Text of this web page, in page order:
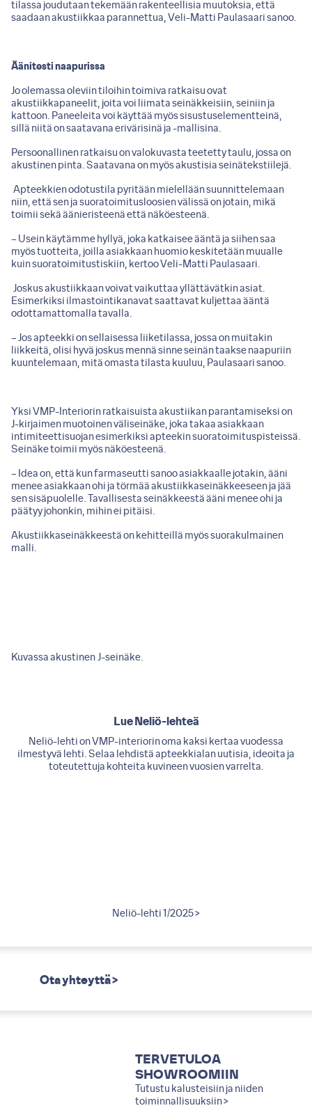
tilassa joudutaan tekemään rakenteellisia muutoksia, että
saadaan akustiikkaa parannettua, Veli-Matti Paulasaari sanoo.
Äänitesti naapurissa
Jo olemassa oleviin tiloihin toimiva ratkaisu ovat
akustiikkapaneelit, joita voi liimata seinäkkeisiin, seiniin ja
kattoon. Paneeleita voi käyttää myös sisustuselementteinä,
sillä niitä on saatavana erivärisinä ja -mallisina.
Persoonallinen ratkaisu on valokuvasta teetetty taulu, jossa on
akustinen pinta. Saatavana on myös akustisia seinätekstiilejä.
Apteekkien odotustila pyritään mielellään suunnittelemaan
niin, että sen ja suoratoimitusloosien välissä on jotain, mikä
toimii sekä äänieristeenä että näköesteenä.
– Usein käytämme hyllyä, joka katkaisee ääntä ja siihen saa
myös tuotteita, joilla asiakkaan huomio keskitetään muualle
kuin suoratoimitustiskiin, kertoo Veli-Matti Paulasaari.
Joskus akustiikkaan voivat vaikuttaa yllättävätkin asiat.
Esimerkiksi ilmastointikanavat saattavat kuljettaa ääntä
odottamattomalla tavalla.
– Jos apteekki on sellaisessa liiketilassa, jossa on muitakin
liikkeitä, olisi hyvä joskus mennä sinne seinän taakse naapuriin
kuuntelemaan, mitä omasta tilasta kuuluu, Paulasaari sanoo.
Yksi VMP-Interiorin ratkaisuista akustiikan parantamiseksi on
J-kirjaimen muotoinen väliseinäke, joka takaa asiakkaan
intimiteettisuojan esimerkiksi apteekin suoratoimituspisteissä.
Seinäke toimii myös näköesteenä.
– Idea on, että kun farmaseutti sanoo asiakkaalle jotakin, ääni
menee asiakkaan ohi ja törmää akustiikkaseinäkkeeseen ja jää
sen sisäpuolelle. Tavallisesta seinäkkeestä ääni menee ohi ja
päätyy johonkin, mihin ei pitäisi.
Akustiikkaseinäkkeestä on kehitteillä myös suorakulmainen
malli.
Kuvassa akustinen J-seinäke.
Lue Neliö-lehteä
Neliö-lehti on VMP-interiorin oma kaksi kertaa vuodessa
ilmestyvä lehti. Selaa lehdistä apteekkialan uutisia, ideoita ja
toteutettuja kohteita kuvineen vuosien varrelta.
Neliö-lehti 1/2025 >
Ota yhteyttä >
TERVETULOA
SHOWROOMIIN
Tutustu kalusteisiin ja niiden
toiminnallisuuksiin >